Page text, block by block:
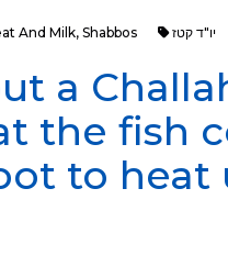
And Milk, Shabbos יו"ד קטז
a
the fish
to heat